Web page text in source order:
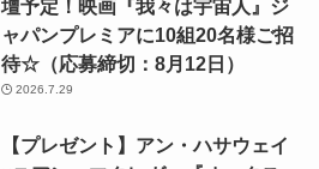
壇予定！映画『我々は宇宙人』ジ
ャパンプレミアに10組20名様ご招
待☆（応募締切：8月12日）
2026.7.29
【プレゼント】アン・ハサウェイ